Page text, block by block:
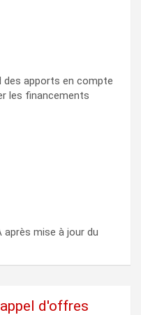
des apports en compte
les financements
après mise à jour du
appel d'offres